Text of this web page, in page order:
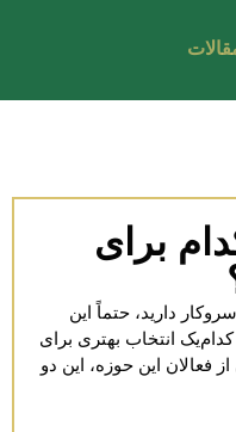
برای
دارید، حتماً این
انتخاب بهتری برای
این حوزه، این دو